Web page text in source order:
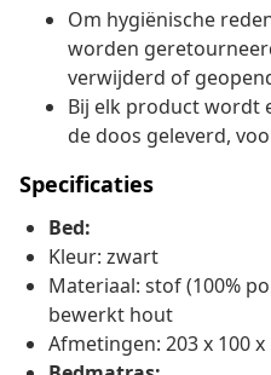
Om hygiënische
worden
verwijderd of
Bij elk product wordt
de doos geleverd,
Specificaties
Bed:
Kleur: zwart
Materiaal: stof (100%
bewerkt hout
Afmetingen: 203 x 100 x